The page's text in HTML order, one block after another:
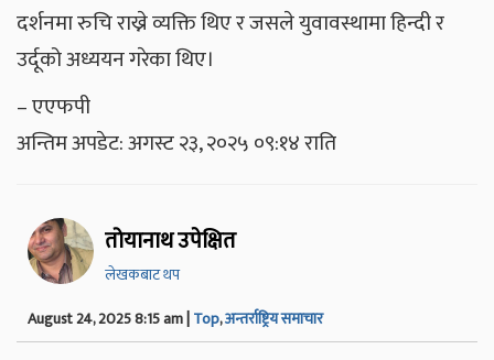
दर्शनमा रुचि राख्ने व्यक्ति थिए र जसले युवावस्थामा हिन्दी र
उर्दूको अध्ययन गरेका थिए।
– एएफपी
अन्तिम अपडेट: अगस्ट २३, २०२५ ०९:१४ राति
तोयानाथ उपेक्षित
लेखकबाट थप
August 24, 2025 8:15 am |Top,अन्तर्राष्ट्रिय समाचार